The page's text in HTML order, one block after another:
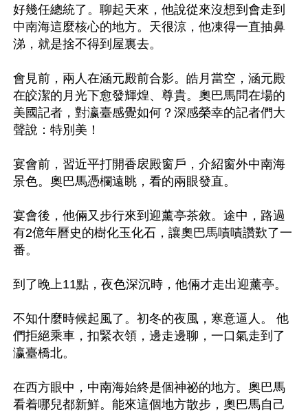
好幾任總統了。聊起天來，他說從來沒想到會走到
中南海這麼核心的地方。天很涼，他凍得一直抽鼻
涕，就是捨不得到屋裏去。
會見前，兩人在涵元殿前合影。皓月當空，涵元殿
在皎潔的月光下愈發輝煌、尊貴。奧巴馬問在場的
美國記者，對瀛臺感覺如何？深感榮幸的記者們大
聲說：特別美！
宴會前，習近平打開香扆殿窗戶，介紹窗外中南海
景色。奧巴馬憑欄遠眺，看的兩眼發直。
宴會後，他倆又步行來到迎薰亭茶敘。途中，路過
有2億年曆史的樹化玉化石，讓奧巴馬嘖嘖讚歎了一
番。
到了晚上11點，夜色深沉時，他倆才走出迎薰亭。
不知什麼時候起風了。初冬的夜風，寒意逼人。 他
們拒絕乘車，扣緊衣領，邊走邊聊，一口氣走到了
瀛臺橋北。
在西方眼中，中南海始終是個神祕的地方。奧巴馬
看着哪兒都新鮮。能來這個地方散步，奧巴馬自己